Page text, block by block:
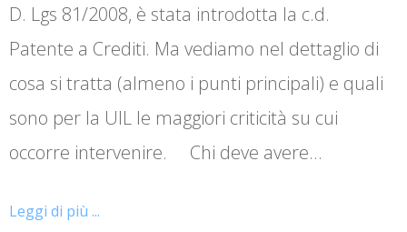
D. Lgs 81/2008, è stata introdotta la c.d.
Patente a Crediti. Ma vediamo nel dettaglio di
cosa si tratta (almeno i punti principali) e quali
sono per la UIL le maggiori criticità su cui
occorre intervenire. Chi deve avere…
Leggi di più ...